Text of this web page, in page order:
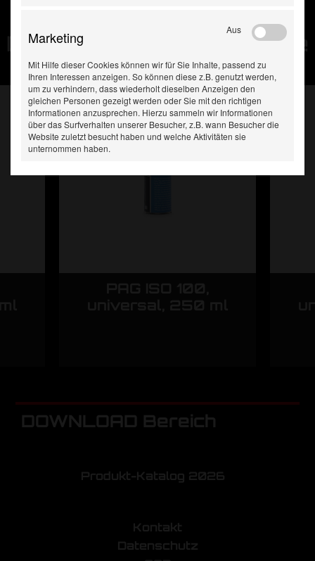
Diese Produkte haben Sie
zuletzt gesehen:
DOWNLOAD Bereich
Produkt-Katalog 2026
Kontakt
Datenschutz
Marketing Aus
Mit Hilfe dieser Cookies können wir für Sie Inhalte, passend zu
Ihren Interessen anzeigen. So können diese z.B. genutzt werden,
um zu verhindern, dass wiederholt dieselben Anzeigen den
gleichen Personen gezeigt werden oder Sie mit den richtigen
Informationen anzusprechen. Hierzu sammeln wir Informationen
über das Surfverhalten unserer Besucher, z.B. wann Besucher die
Website zuletzt besucht haben und welche Aktivitäten sie
unternommen haben.